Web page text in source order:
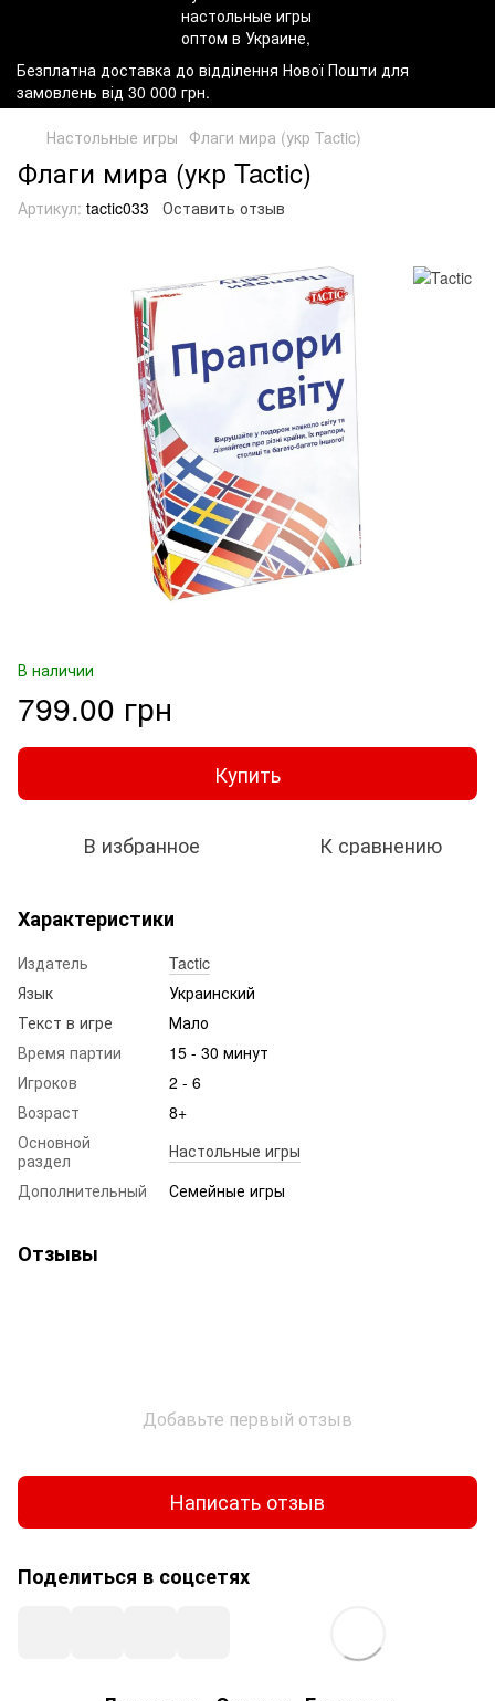
Безплатна доставка до відділення Нової Пошти для
замовлень від 30 000 грн.
Настольные игры Флаги мира (укр Tactic)
Флаги мира (укр Tactic)
Артикул: tactic033 Оставить отзыв
В наличии
799.00 грн
Купить
В избранное К сравнению
Характеристики
Издатель
Tactic
Язык
Украинский
Текст в игре
Мало
Время партии
15 - 30 минут
Игроков
2 - 6
Возраст
8+
Основной
раздел
Настольные игры
Дополнительный
Семейные игры
Отзывы
Добавьте первый отзыв
Написать отзыв
Поделиться в соцсетях